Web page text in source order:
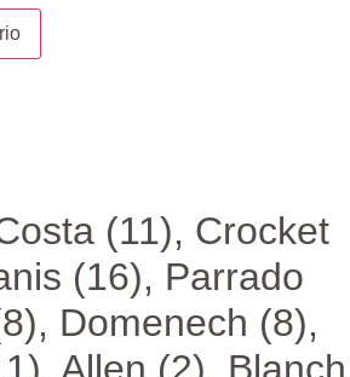
(11), Crocket
(16), Parrado
Domenech (8),
Allen (2), Blanch